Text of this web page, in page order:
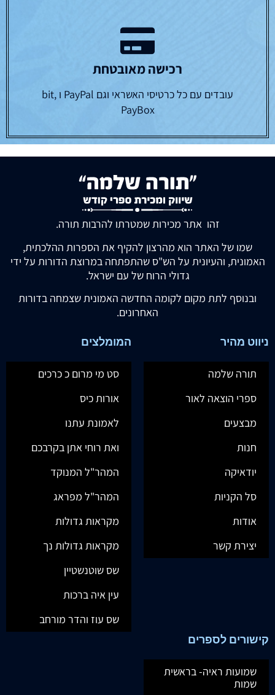
רכישה מאובטחת
עובדים עם כל כרטיסי האשראי וגם PayPal ו bit,
PayBox
זהו אתר מכירות שמטרתו להרבות תורה.
שמו של האתר הוא מהרצון להקיף את הספרות ההלכתית,
האמונית, והעיונית על הש"ס שהתפתחה במרוצת הדורות על ידי
גדולי הרוח של עם ישראל.
ובנוסף לתת מקום לקומה החדשה האמונית שצמחה בדורות
האחרונים.
ניווט מהיר
תורה שלמה
ספרי הוצאה לאור
מבצעים
חנות
יודאיקה
סל הקניות
אודות
יצירת קשר
המומלצים
סט מי מרום כ כרכים
אורות כיס
לאמונת עתנו
ואת רוחי אתן בקרבכם
המהר"ל המנוקד
המהר"ל מפראג
מקראות גדולות
מקראות גדולות נך
שס שוטנשטיין
עין איה ברכות
שס עוז והדר מורחב
קישורים לספרים
שמועות ראיה- בראשית
שמות